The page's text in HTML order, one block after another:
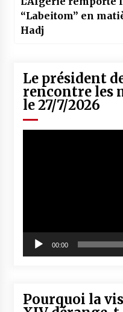
“Labeitom” en
Hadj
Le président
rencontre les
le 27/7/2026
00:00
Pourquoi la